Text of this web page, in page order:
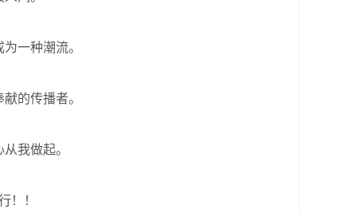
一种潮流。
的传播者。
我做起。
！